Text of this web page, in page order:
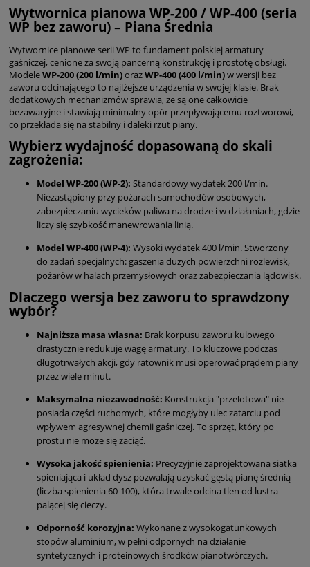
Wytwornica pianowa WP-200 / WP-400 (seria
WP bez zaworu) – Piana Średnia
Wytwornice pianowe serii WP to fundament polskiej armatury
gaśniczej, cenione za swoją pancerną konstrukcję i prostotę obsługi.
ModeleWP-200 (200 l/min)orazWP-400 (400 l/min)w wersji bez
zaworu odcinającego to najlżejsze urządzenia w swojej klasie. Brak
dodatkowych mechanizmów sprawia, że są one całkowicie
bezawaryjne i stawiają minimalny opór przepływającemu roztworowi,
co przekłada się na stabilny i daleki rzut piany.
Wybierz wydajność dopasowaną do skali
zagrożenia:
Model WP-200 (WP-2): Standardowy wydatek 200 l/min.
Niezastąpiony przy pożarach samochodów osobowych,
zabezpieczaniu wycieków paliwa na drodze i w działaniach, gdzie
liczy się szybkość manewrowania linią.
Model WP-400 (WP-4): Wysoki wydatek 400 l/min. Stworzony
do zadań specjalnych: gaszenia dużych powierzchni rozlewisk,
pożarów w halach przemysłowych oraz zabezpieczania lądowisk.
Dlaczego wersja bez zaworu to sprawdzony
wybór?
Najniższa masa własna: Brak korpusu zaworu kulowego
drastycznie redukuje wagę armatury. To kluczowe podczas
długotrwałych akcji, gdy ratownik musi operować prądem piany
przez wiele minut.
Maksymalna niezawodność: Konstrukcja "przelotowa" nie
posiada części ruchomych, które mogłyby ulec zatarciu pod
wpływem agresywnej chemii gaśniczej. To sprzęt, który po
prostu nie może się zaciąć.
Wysoka jakość spienienia: Precyzyjnie zaprojektowana siatka
spieniająca i układ dysz pozwalają uzyskać gęstą pianę średnią
(liczba spienienia 60-100), która trwale odcina tlen od lustra
palącej się cieczy.
Odporność korozyjna: Wykonane z wysokogatunkowych
stopów aluminium, w pełni odpornych na działanie
syntetycznych i proteinowych środków pianotwórczych.